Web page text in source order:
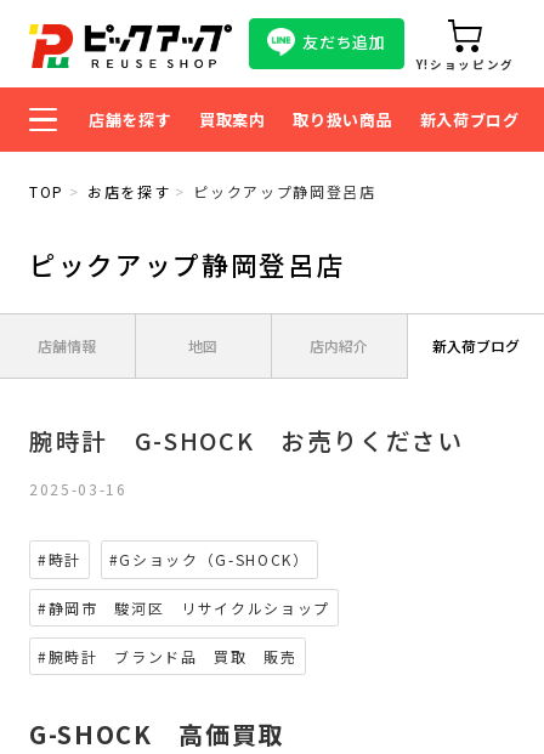
友だち追加
Y!ショッピング
店舗を探す 買取案内 取り扱い商品 新入荷ブログ
TOP お店を探す ピックアップ静岡登呂店
ピックアップ静岡登呂店
店舗情報 地図 店内紹介 新入荷ブログ
腕時計 G-SHOCK お売りください
2025-03-16
#時計 #Gショック（G-SHOCK）
#静岡市 駿河区 リサイクルショップ
#腕時計 ブランド品 買取 販売
G-SHOCK 高価買取